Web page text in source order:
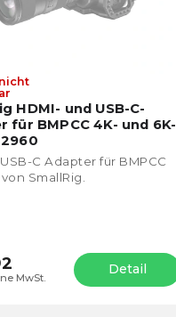
HDMI- und USB-C-
für BMPCC 4K- und 6K-
MwSt.
Detail
C Adapter für BMPCC
SmallRig.